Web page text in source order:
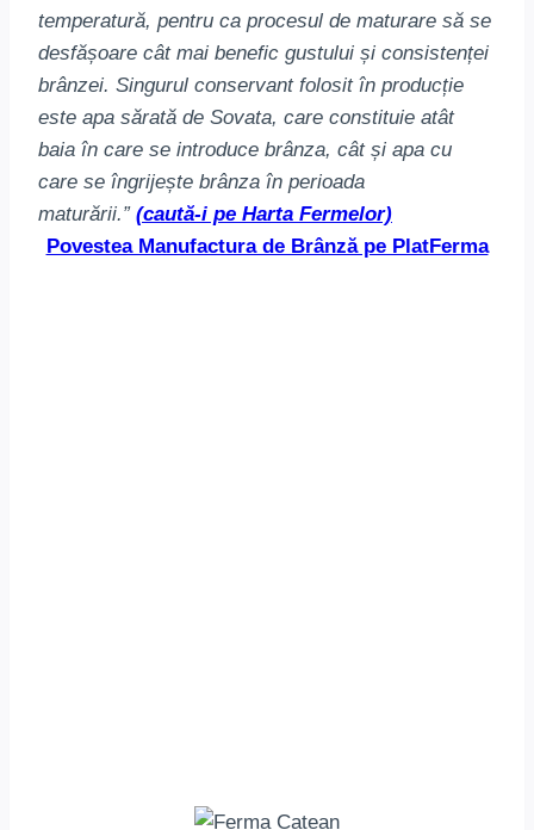
temperatură, pentru ca procesul de maturare să se
desfășoare cât mai benefic gustului și consistenței
brânzei. Singurul conservant folosit în producție
este apa sărată de Sovata, care constituie atât
baia în care se introduce brânza, cât și apa cu
care se îngrijește brânza în perioada
maturării.” (caută-i pe Harta Fermelor)
Povestea Manufactura de Brânză pe PlatFerma